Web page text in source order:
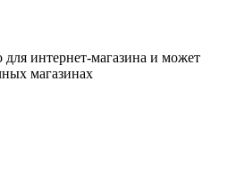
для интернет-магазина и может
магазинах